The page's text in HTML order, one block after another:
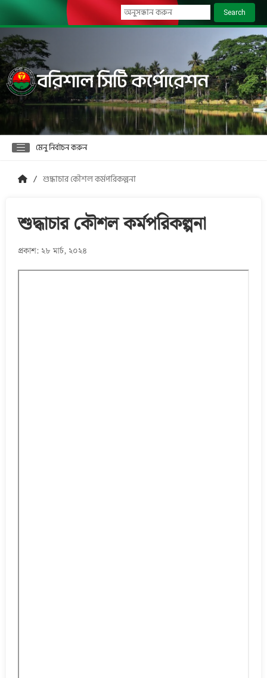
Search
বরিশাল সিটি কর্পোরেশন
মেনু নির্বাচন করুন
শুদ্ধাচার কৌশল কর্মপরিকল্পনা
শুদ্ধাচার কৌশল কর্মপরিকল্পনা
প্রকাশ: ২৮ মার্চ, ২০২৪